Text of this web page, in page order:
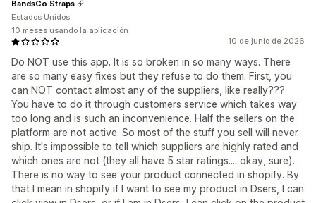
10 de junio de 2026
Do NOT use this app. It is so broken in so many ways. There
are so many easy fixes but they refuse to do them. First, you
can NOT contact almost any of the suppliers, like really???
You have to do it through customers service which takes way
too long and is such an inconvenience. Half the sellers on the
platform are not active. So most of the stuff you sell will never
ship. It's impossible to tell which suppliers are highly rated and
which ones are not (they all have 5 star ratings.... okay, sure).
There is no way to see your product connected in shopify. By
that I mean in shopify if I want to see my product in Dsers, I can
BandsCo Straps
Estados Unidos
10 meses usando la aplicación